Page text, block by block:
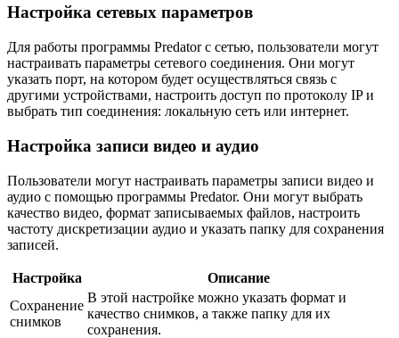
Настройка сетевых параметров
Для работы программы Predator с сетью, пользователи могут
настраивать параметры сетевого соединения. Они могут
указать порт, на котором будет осуществляться связь с
другими устройствами, настроить доступ по протоколу IP и
выбрать тип соединения: локальную сеть или интернет.
Настройка записи видео и аудио
Пользователи могут настраивать параметры записи видео и
аудио с помощью программы Predator. Они могут выбрать
качество видео, формат записываемых файлов, настроить
частоту дискретизации аудио и указать папку для сохранения
записей.
Настройка
Описание
Сохранение
снимков
В этой настройке можно указать формат и
качество снимков, а также папку для их
сохранения.